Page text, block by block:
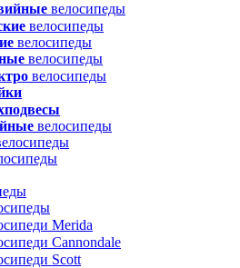
велосипеды
велосипеды
велосипеды
велосипеды
велосипеды
велосипеды
Merida
Cannondale
Scott